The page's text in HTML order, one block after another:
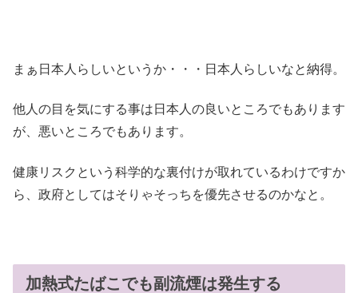
まぁ日本人らしいというか・・・日本人らしいなと納得。
他人の目を気にする事は日本人の良いところでもあります
が、悪いところでもあります。
健康リスクという科学的な裏付けが取れているわけですか
ら、政府としてはそりゃそっちを優先させるのかなと。
加熱式たばこでも副流煙は発生する